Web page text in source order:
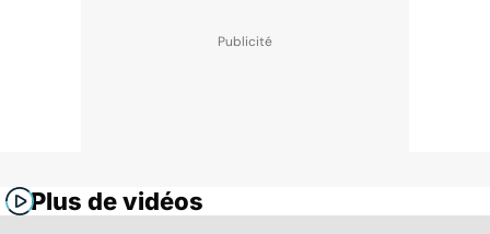
Plus de vidéos